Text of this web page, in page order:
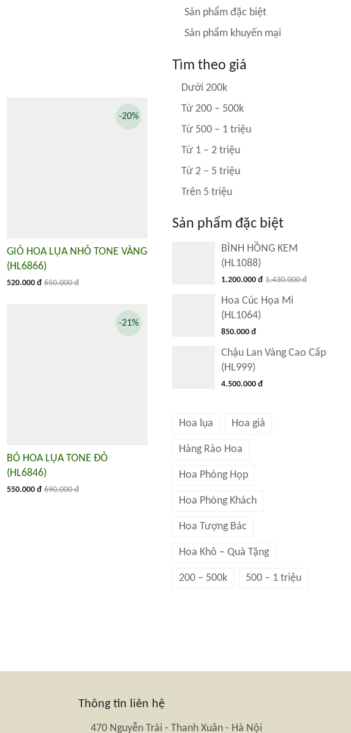
GIỎ HOA LỤA NHỎ TONE VÀNG
(HL6866)
520.000 đ 650.000 đ
-20%
BÓ HOA LỤA TONE ĐỎ
(HL6846)
550.000 đ 690.000 đ
-21%
Sản phẩm đặc biệt
Sản phẩm khuyến mại
Tìm theo giá
Dưới 200k
Từ 200 – 500k
Từ 500 – 1 triệu
Từ 1 – 2 triệu
Từ 2 – 5 triệu
Trên 5 triệu
Sản phẩm đặc biệt
BÌNH HỒNG KEM
(HL1088)
1.200.000 đ 1.430.000 đ
Hoa Cúc Họa Mi
(HL1064)
850.000 đ
Chậu Lan Vàng Cao Cấp
(HL999)
4.500.000 đ
Hoa lụa Hoa giả
Hàng Rào Hoa
Hoa Phòng Họp
Hoa Phòng Khách
Hoa Tượng Bác
Hoa Khô – Quà Tặng
200 – 500k 500 – 1 triệu
Thông tin liên hệ
470 Nguyễn Trãi - Thanh Xuân - Hà Nội